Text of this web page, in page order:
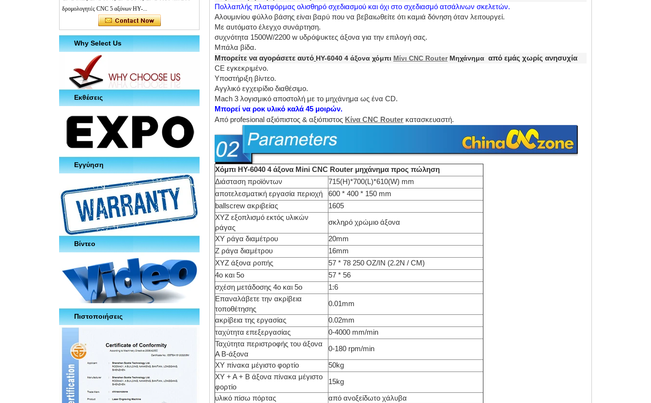
δρομολογητές CNC 5 αξόνων HY-...
Why Select Us
Εκθέσεις
Εγγύηση
Βίντεο
Πιστοποιήσεις
Πολλαπλής πλατφόρμας ολισθηρό σχεδιασμού και όχι στο σχεδιασμό ατσάλινων σκελετών.
Αλουμινίου φύλλο βάσης είναι βαρύ που να βεβαιωθείτε ότι καμιά δόνηση όταν λειτουργεί.
Με αυτόματο έλεγχο συνάρτηση.
συχνότητα 1500W/2200 w υδρόψυκτες άξονα για την επιλογή σας.
Μπάλα βίδα.
Μπορείτε να αγοράσετε αυτό HY-6040 4 άξονα χόμπι Μίνι CNC RouterΜηχάνημα από εμάς χωρίς ανησυχία
CE εγκεκριμένο.
Υποστήριξη βίντεο.
Αγγλικό εγχειρίδιο διαθέσιμο.
Mach 3 λογισμικό αποστολή με το μηχάνημα ως ένα CD.
Μπορεί να ροκ υλικό καλά 45 μοιρών.
Από profesional αξιόπιστος & αξιόπιστος Κίνα CNC Router κατασκευαστή.
Χόμπι HY-6040 4 άξονα Mini CNC Router μηχάνημα προς πώληση
Διάσταση προϊόντων
715(H)*700(L)*610(W) mm
αποτελεσματική εργασία περιοχή
600 * 400 * 150 mm
ballscrew ακριβείας
1605
XYZ εξοπλισμό εκτός υλικών
ράγας
σκληρό χρώμιο άξονα
XY ράγα διαμέτρου
20mm
Z ράγα διαμέτρου
16mm
XYZ άξονα ροπής
57 * 78 250 OZ/IN (2.2N / CM)
4ο και 5ο
57 * 56
σχέση μετάδοσης 4ο και 5ο
1:6
Επαναλάβετε την ακρίβεια
τοποθέτησης
0.01mm
ακρίβεια της εργασίας
0.02mm
ταχύτητα επεξεργασίας
0-4000 mm/min
Ταχύτητα περιστροφής του άξονα
A B-άξονα
0-180 rpm/min
XY πίνακα μέγιστο φορτίο
50kg
XY + A + B άξονα πίνακα μέγιστο
φορτίο
15kg
υλικό πίσω πόρτας
από ανοξείδωτο χάλυβα